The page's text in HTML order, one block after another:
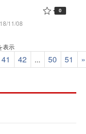
11/08
0
表示
41 42 ... 50 51 »